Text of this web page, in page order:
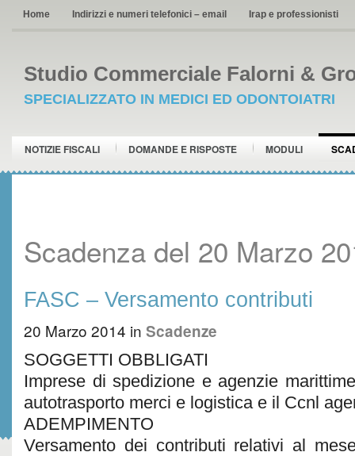
Home Indirizzi e numeri telefonici – email Irap e professionisti
Studio Commerciale Falorni &
SPECIALIZZATO IN MEDICI ED ODONTOIATRI
NOTIZIE FISCALI DOMANDE E RISPOSTE MODULI
Scadenza del 20 Marzo
FASC – Versamento contributi
20 Marzo 2014 in Scadenze
SOGGETTI OBBLIGATI
Imprese di spedizione e agenzie
autotrasporto merci e logistica e il Ccnl
ADEMPIMENTO
Versamento dei contributi relativi al